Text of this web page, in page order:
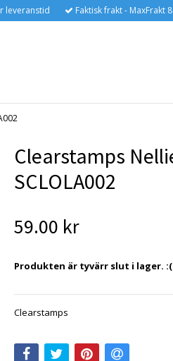
leveranstid Faktisk frakt - MaxFrakt
Clearstamps
SCLOLA002
59.00 kr
Produkten är tyvärr slut i lager. :(
Clearstamps